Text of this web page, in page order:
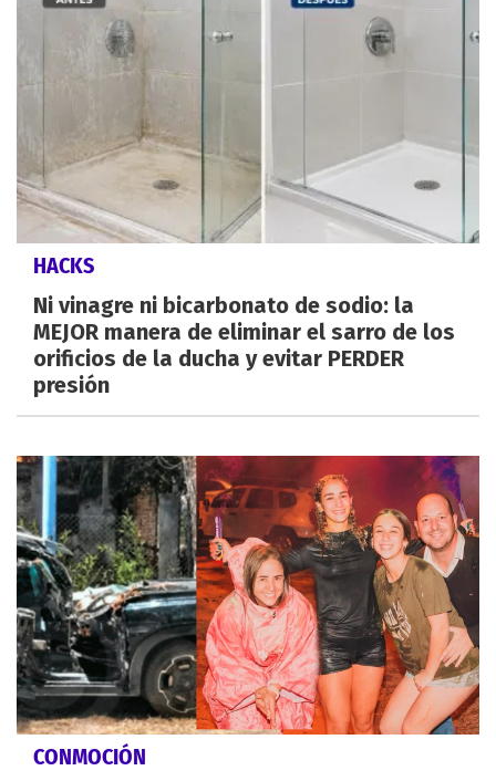
HACKS
Ni vinagre ni bicarbonato de sodio: la
MEJOR manera de eliminar el sarro de los
orificios de la ducha y evitar PERDER
presión
CONMOCIÓN